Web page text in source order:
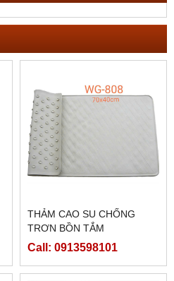
THẢM CAO SU CHỐNG
TRƠN BỒN TẮM
Call: 0913598101